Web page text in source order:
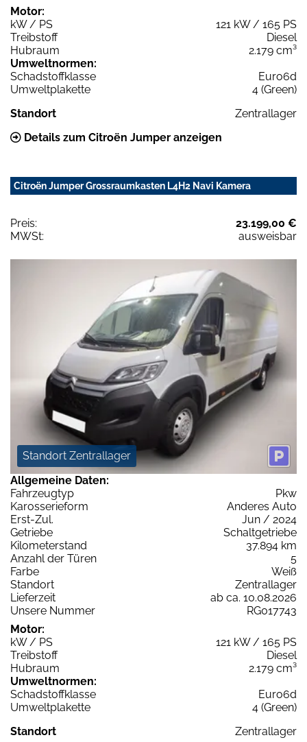
Motor:
kW / PS
121 kW / 165 PS
Treibstoff
Diesel
Hubraum
2.179 cm³
Umweltnormen:
Schadstoffklasse
Euro6d
Umweltplakette
4 (Green)
Standort
Zentrallager
Details zum Citroën Jumper anzeigen
Citroën Jumper Grossraumkasten L4H2 Navi Kamera
Preis:
23.199,00 €
MWSt:
ausweisbar
Standort Zentrallager
Allgemeine Daten:
Fahrzeugtyp
Pkw
Karosserieform
Anderes Auto
Erst-Zul.
Jun / 2024
Getriebe
Schaltgetriebe
Kilometerstand
37.894 km
Anzahl der Türen
5
Farbe
Weiß
Standort
Zentrallager
Lieferzeit
ab ca. 10.08.2026
Unsere Nummer
RG017743
Motor:
kW / PS
121 kW / 165 PS
Treibstoff
Diesel
Hubraum
2.179 cm³
Umweltnormen:
Schadstoffklasse
Euro6d
Umweltplakette
4 (Green)
Standort
Zentrallager